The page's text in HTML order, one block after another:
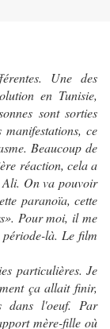
Une des
en Tunisie,
sont sorties
ce
Beaucoup de
réaction, cela a
Ali. On va pouvoir
paranoïa, cette
Pour moi, il me
là. Le film
particulières. Je
ça allait finir,
dans l'oeuf. Par
mère-fille où